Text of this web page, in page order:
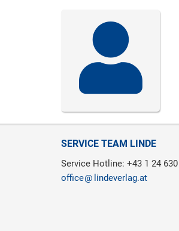
SERVICE TEAM LINDE
Service Hotline: +43 1 24 630
office
lindeverlag.at